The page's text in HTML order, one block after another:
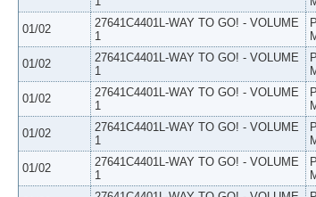
01/02
27641C4401L-WAY TO GO! - VOLUME
1
01/02
27641C4401L-WAY TO GO! - VOLUME
1
01/02
27641C4401L-WAY TO GO! - VOLUME
1
01/02
27641C4401L-WAY TO GO! - VOLUME
1
01/02
27641C4401L-WAY TO GO! - VOLUME
1